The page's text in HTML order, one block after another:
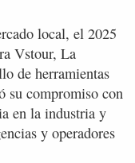
local, el 2025
Vstour, La
de herramientas
su compromiso con
en la industria y
y operadores